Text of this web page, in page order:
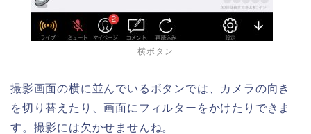
横ボタン
撮影画面の横に並んでいるボタンでは、カメラの向き
を切り替えたり、画面にフィルターをかけたりできま
す。撮影には欠かせませんね。